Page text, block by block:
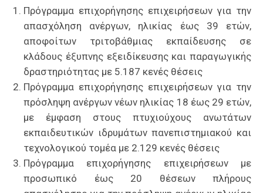
Πρόγραμμα επιχορήγησης επιχειρήσεων για την
απασχόληση ανέργων, ηλικίας έως 39 ετών,
αποφοίτων τριτοβάθμιας εκπαίδευσης σε
κλάδους έξυπνης εξειδίκευσης και παραγωγικής
δραστηριότητας με 5.187 κενές θέσεις
Πρόγραμμα επιχορήγησης επιχειρήσεων για την
πρόσληψη ανέργων νέων ηλικίας 18 έως 29 ετών,
με έμφαση στους πτυχιούχους ανωτάτων
εκπαιδευτικών ιδρυμάτων πανεπιστημιακού και
τεχνολογικού τομέα με 2.129 κενές θέσεις
Πρόγραμμα επιχορήγησης επιχειρήσεων με
προσωπικό έως 20 θέσεων πλήρους